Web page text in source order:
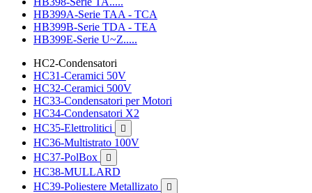
HB399A-Serie TAA - TCA
HB399B-Serie TDA - TEA
HB399E-Serie U~Z.....
HC2-Condensatori
HC31-Ceramici 50V
HC32-Ceramici 500V
HC33-Condensatori per Motori
HC34-Condensatori X2
HC35-Elettrolitici

HC36-Multistrato 100V
HC37-PolBox

HC38-MULLARD
HC39-Poliestere Metallizato
